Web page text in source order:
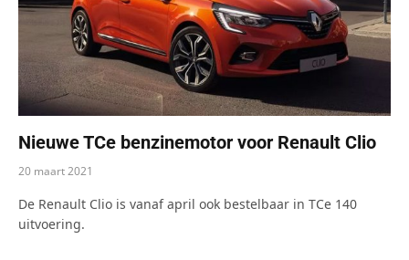
Nieuwe TCe benzinemotor voor Renault Clio
20 maart 2021
De Renault Clio is vanaf april ook bestelbaar in TCe 140
uitvoering.